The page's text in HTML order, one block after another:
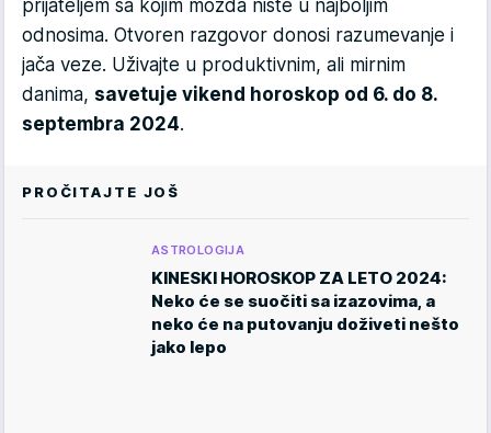
prijateljem sa kojim možda niste u najboljim
odnosima. Otvoren razgovor donosi razumevanje i
jača veze. Uživajte u produktivnim, ali mirnim
danima, savetuje vikend horoskop od 6. do 8.
septembra 2024.
PROČITAJTE JOŠ
ASTROLOGIJA
KINESKI HOROSKOP ZA LETO 2024:
Neko će se suočiti sa izazovima, a
neko će na putovanju doživeti nešto
jako lepo